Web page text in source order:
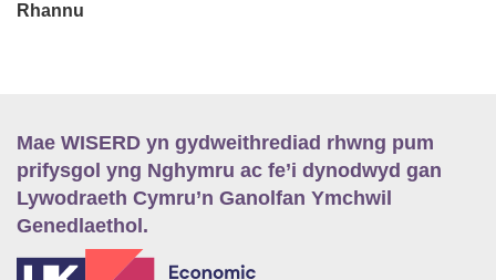
Rhannu
Mae WISERD yn gydweithrediad rhwng pum
prifysgol yng Nghymru ac fe’i dynodwyd gan
Lywodraeth Cymru’n Ganolfan Ymchwil
Genedlaethol.